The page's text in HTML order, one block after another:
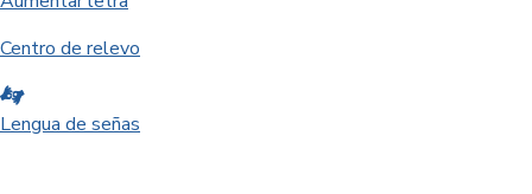
Centro de relevo
Lengua de señas